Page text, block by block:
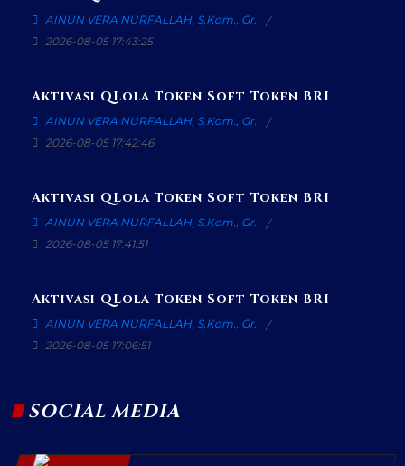
AINUN VERA NURFALLAH, S.Kom., Gr.
2026-08-05 17:43:25
Aktivasi QLola Token Soft Token BRI
AINUN VERA NURFALLAH, S.Kom., Gr.
2026-08-05 17:42:46
Aktivasi QLola Token Soft Token BRI
AINUN VERA NURFALLAH, S.Kom., Gr.
2026-08-05 17:41:51
Aktivasi QLola Token Soft Token BRI
AINUN VERA NURFALLAH, S.Kom., Gr.
2026-08-05 17:06:51
SOCIAL MEDIA